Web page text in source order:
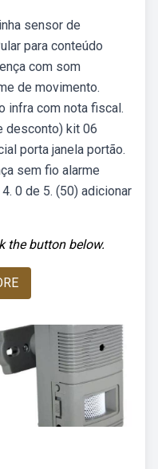
sensor de
para conteúdo
com som
de movimento.
infra com nota fiscal.
desconto) kit 06
porta janela portão.
sem fio alarme
0 de 5. (50) adicionar
the button below.